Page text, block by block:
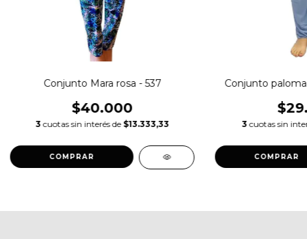
Conjunto Mara rosa - 537
$40.000
3 cuotas sin interés de $13.333,33
COMPRAR
Conjunto
3 cuotas sin
COMPRAR